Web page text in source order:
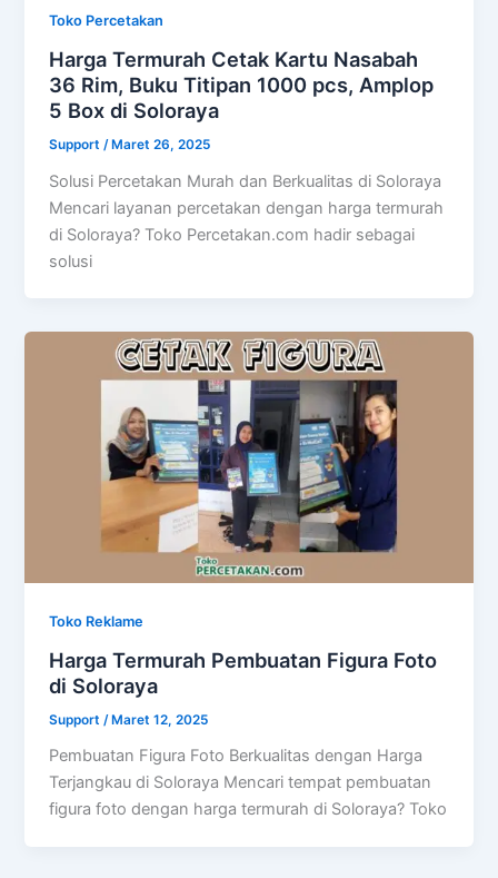
Toko Percetakan
Harga Termurah Cetak Kartu Nasabah
36 Rim, Buku Titipan 1000 pcs, Amplop
5 Box di Soloraya
Support /Maret 26, 2025
Solusi Percetakan Murah dan Berkualitas di Soloraya
Mencari layanan percetakan dengan harga termurah
di Soloraya? Toko Percetakan.com hadir sebagai
solusi
Toko Reklame
Harga Termurah Pembuatan Figura Foto
di Soloraya
Support /Maret 12, 2025
Pembuatan Figura Foto Berkualitas dengan Harga
Terjangkau di Soloraya Mencari tempat pembuatan
figura foto dengan harga termurah di Soloraya? Toko